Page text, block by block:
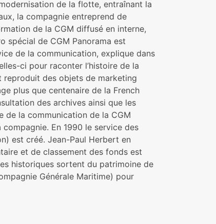
de la flotte, entraînant la
la compagnie entreprend de
de la CGM diffusé en interne,
spécial de CGM Panorama est
de la communication, explique dans
ci pour raconter l’histoire de la
reproduit des objets de marketing
plus que centenaire de la French
des archives ainsi que les
de la communication de la CGM
En 1990 le service des
est créé. Jean-Paul Herbert en
et de classement des fonds est
historiques sortent du patrimoine de
Générale Maritime) pour